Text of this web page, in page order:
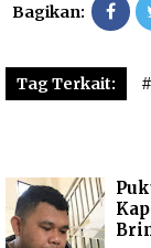
Bagikan:
Tag Terkait: